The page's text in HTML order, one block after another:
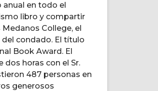
anual en todo el
libro y compartir
College, el
condado. El título
Book Award. El
horas con el Sr.
487 personas en
generosos